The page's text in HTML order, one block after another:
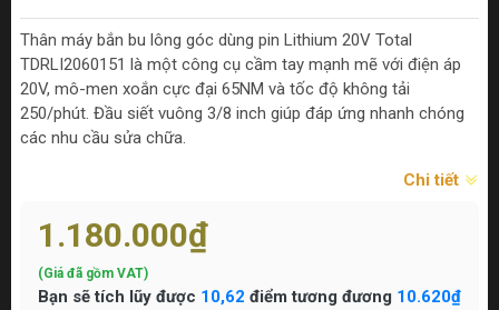
Thân máy bắn bu lông góc dùng pin Lithium 20V Total
TDRLI2060151 là một công cụ cầm tay mạnh mẽ với điện áp
20V, mô-men xoắn cực đại 65NM và tốc độ không tải
250/phút. Đầu siết vuông 3/8 inch giúp đáp ứng nhanh chóng
các nhu cầu sửa chữa.
Chi tiết
1.180.000₫
(Giá đã gồm VAT)
Bạn sẽ tích lũy được 10,62 điểm tương đương 10.620₫